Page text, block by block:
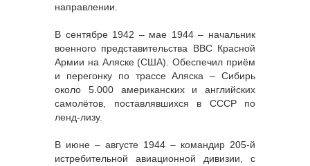
направлении.
В сентябре 1942 – мае 1944 – начальник
военного представительства ВВС Красной
Армии на Аляске (США). Обеспечил приём
и перегонку по трассе Аляска – Сибирь
около 5.000 американских и английских
самолётов, поставлявшихся в СССР по
ленд-лизу.
В июне – августе 1944 – командир 205-й
истребительной авиационной дивизии, с